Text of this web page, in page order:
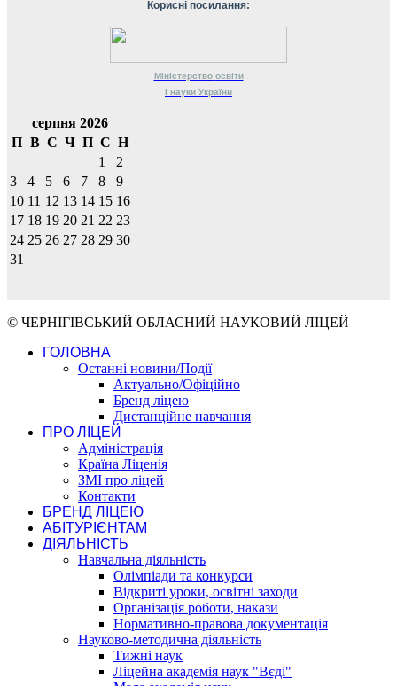
Корисні посилання:
Міністерство освіти
і науки України
серпня 2026
П В С Ч П С Н
1
2
3
4 5 6 7 8
9
10 11 12 13 14 15 16
17 18 19 20 21 22 23
24 25 26 27 28 29 30
31
© ЧЕРНІГІВСЬКИЙ ОБЛАСНИЙ НАУКОВИЙ ЛІЦЕЙ
ГОЛОВНА
Останні новини/Події
Актуально/Офіційно
Бренд ліцею
Дистанційне навчання
ПРО ЛІЦЕЙ
Адміністрація
Країна Ліценія
ЗМІ про ліцей
Контакти
БРЕНД ЛІЦЕЮ
АБІТУРІЄНТАМ
ДІЯЛЬНІСТЬ
Навчальна діяльність
Олімпіади та конкурси
Відкриті уроки, освітні заходи
Організація роботи, накази
Нормативно-правова документація
Науково-методична діяльність
Тижні наук
Ліцейна академія наук "Вєді"